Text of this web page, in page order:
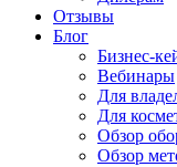
Услуги компании